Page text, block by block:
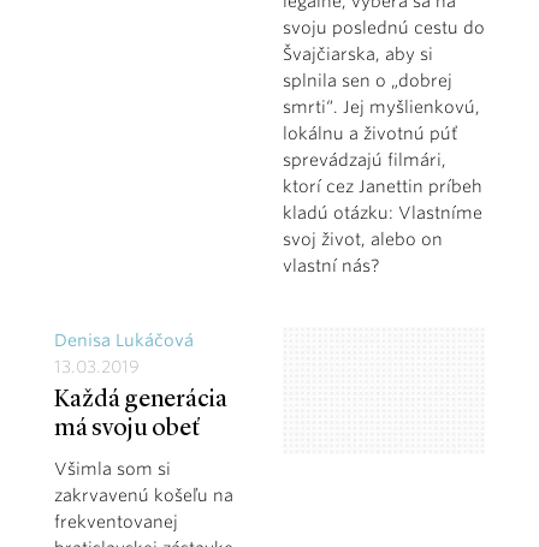
svoju poslednú cestu do
Švajčiarska, aby si
splnila sen o „dobrej
smrti“. Jej myšlienkovú,
lokálnu a životnú púť
sprevádzajú filmári,
ktorí cez Janettin príbeh
kladú otázku: Vlastníme
svoj život, alebo on
vlastní nás?
Denisa Lukáčová
13.03.2019
Každá generácia
má svoju obeť
Všimla som si
zakrvavenú košeľu na
frekventovanej